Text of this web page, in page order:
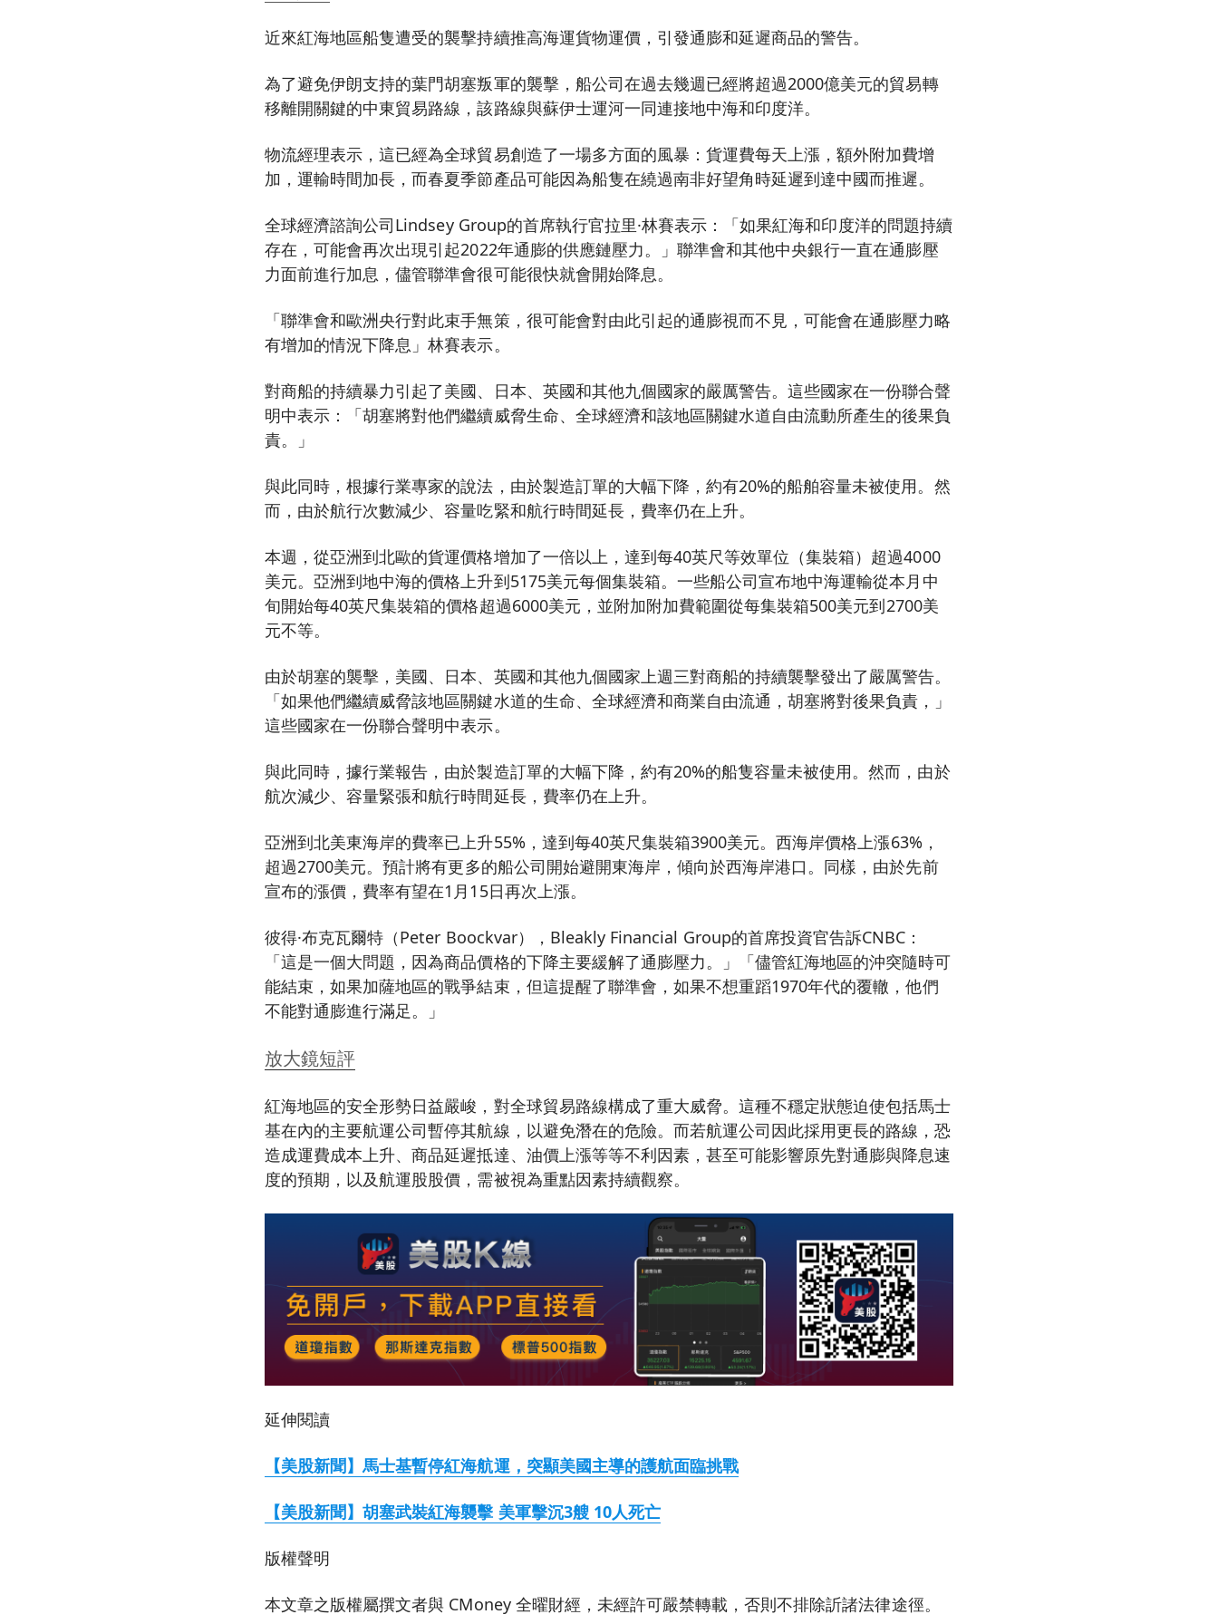
近來紅海地區船隻遭受的襲擊持續推高海運貨物運價，引發通膨和延遲商品的警告。
為了避免伊朗支持的葉門胡塞叛軍的襲擊，船公司在過去幾週已經將超過2000億美元的貿易轉
移離開關鍵的中東貿易路線，該路線與蘇伊士運河一同連接地中海和印度洋。
物流經理表示，這已經為全球貿易創造了一場多方面的風暴：貨運費每天上漲，額外附加費增
加，運輸時間加長，而春夏季節產品可能因為船隻在繞過南非好望角時延遲到達中國而推遲。
全球經濟諮詢公司Lindsey Group的首席執行官拉里·林賽表示：「如果紅海和印度洋的問題持續
存在，可能會再次出現引起2022年通膨的供應鏈壓力。」聯準會和其他中央銀行一直在通膨壓
力面前進行加息，儘管聯準會很可能很快就會開始降息。
「聯準會和歐洲央行對此束手無策，很可能會對由此引起的通膨視而不見，可能會在通膨壓力略
有增加的情況下降息」林賽表示。
對商船的持續暴力引起了美國、日本、英國和其他九個國家的嚴厲警告。這些國家在一份聯合聲
明中表示：「胡塞將對他們繼續威脅生命、全球經濟和該地區關鍵水道自由流動所產生的後果負
責。」
與此同時，根據行業專家的說法，由於製造訂單的大幅下降，約有20%的船舶容量未被使用。然
而，由於航行次數減少、容量吃緊和航行時間延長，費率仍在上升。
本週，從亞洲到北歐的貨運價格增加了一倍以上，達到每40英尺等效單位（集裝箱）超過4000
美元。亞洲到地中海的價格上升到5175美元每個集裝箱。一些船公司宣布地中海運輸從本月中
旬開始每40英尺集裝箱的價格超過6000美元，並附加附加費範圍從每集裝箱500美元到2700美
元不等。
由於胡塞的襲擊，美國、日本、英國和其他九個國家上週三對商船的持續襲擊發出了嚴厲警告。
「如果他們繼續威脅該地區關鍵水道的生命、全球經濟和商業自由流通，胡塞將對後果負責，」
這些國家在一份聯合聲明中表示。
與此同時，據行業報告，由於製造訂單的大幅下降，約有20%的船隻容量未被使用。然而，由於
航次減少、容量緊張和航行時間延長，費率仍在上升。
亞洲到北美東海岸的費率已上升55%，達到每40英尺集裝箱3900美元。西海岸價格上漲63%，
超過2700美元。預計將有更多的船公司開始避開東海岸，傾向於西海岸港口。同樣，由於先前
宣布的漲價，費率有望在1月15日再次上漲。
彼得·布克瓦爾特（Peter Boockvar），Bleakly Financial Group的首席投資官告訴CNBC：
「這是一個大問題，因為商品價格的下降主要緩解了通膨壓力。」「儘管紅海地區的沖突隨時可
能結束，如果加薩地區的戰爭結束，但這提醒了聯準會，如果不想重蹈1970年代的覆轍，他們
不能對通膨進行滿足。」
放大鏡短評
紅海地區的安全形勢日益嚴峻，對全球貿易路線構成了重大威脅。這種不穩定狀態迫使包括馬士
基在內的主要航運公司暫停其航線，以避免潛在的危險。而若航運公司因此採用更長的路線，恐
造成運費成本上升、商品延遲抵達、油價上漲等等不利因素，甚至可能影響原先對通膨與降息速
度的預期，以及航運股股價，需被視為重點因素持續觀察。
延伸閱讀
【美股新聞】馬士基暫停紅海航運，突顯美國主導的護航面臨挑戰
【美股新聞】胡塞武裝紅海襲擊 美軍擊沉3艘 10人死亡
版權聲明
本文章之版權屬撰文者與 CMoney 全曜財經，未經許可嚴禁轉載，否則不排除訢諸法律途徑。